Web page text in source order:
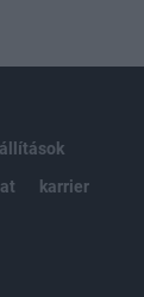
karrier